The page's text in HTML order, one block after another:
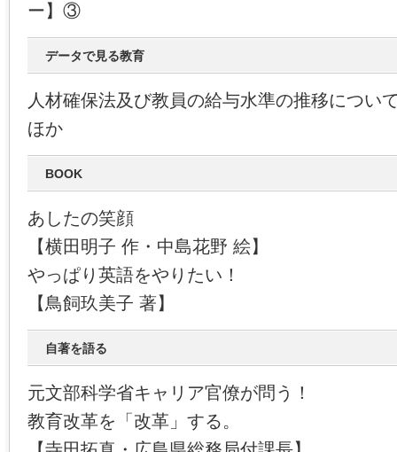
ー】③
データで見る教育
人材確保法及び教員の給与水準の推移につい
ほか
BOOK
あしたの笑顔
【横田明子 作・中島花野 絵】
やっぱり英語をやりたい！
【鳥飼玖美子 著】
自著を語る
元文部科学省キャリア官僚が問う！
教育改革を「改革」する。